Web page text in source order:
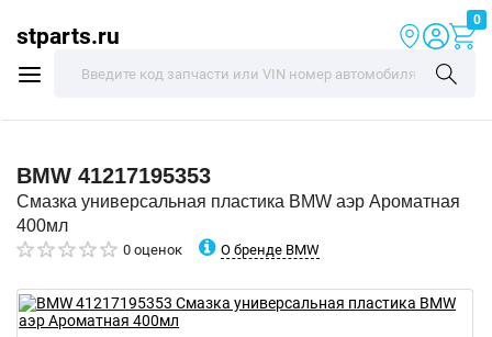
stparts.ru
0
BMW 41217195353
Смазка универсальная пластика BMW аэр Ароматная
400мл
0 оценок О бренде BMW